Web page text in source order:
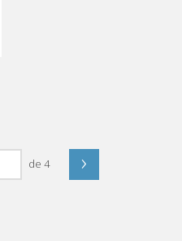
de 4 ›